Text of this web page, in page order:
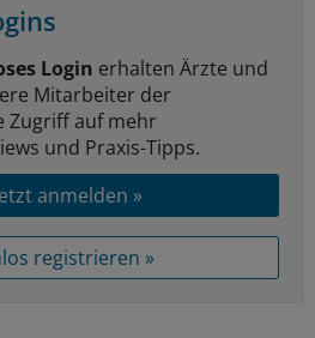
Login erhalten Ärzte und
Mitarbeiter der
Zugriff auf mehr
und Praxis-Tipps.
anmelden »
registrieren »